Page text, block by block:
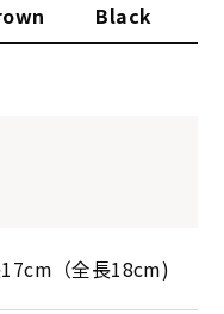
Black
（全長18cm)